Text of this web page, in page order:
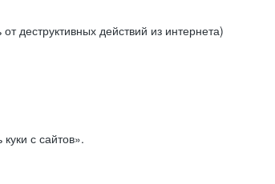
деструктивных действий из интернета)
с сайтов».